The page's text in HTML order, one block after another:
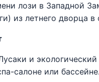
лози в Западной
из летнего дворца
и
салоне или бассейне.